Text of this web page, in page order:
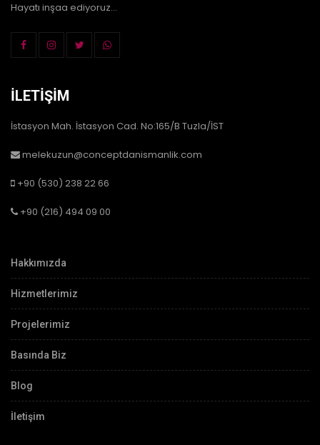
Hayatı inşaa ediyoruz...
İLETIŞIM
İstasyon Mah. İstasyon Cad. No:165/B Tuzla/İST
melekuzun@conceptdanismanlik.com
+90 (530) 238 22 66
+90 (216) 494 09 00
Hakkımızda
Hizmetlerimiz
Projelerimiz
Basında Biz
Blog
İletişim